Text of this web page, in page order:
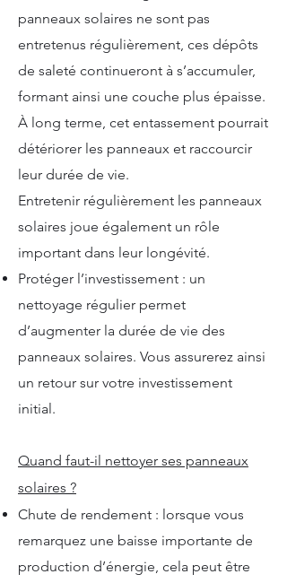
panneaux solaires ne sont pas
entretenus régulièrement, ces dépôts
de saleté continueront à s’accumuler,
formant ainsi une couche plus épaisse.
À long terme, cet entassement pourrait
détériorer les panneaux et raccourcir
leur durée de vie.
Entretenir régulièrement les panneaux
solaires joue également un rôle
important dans leur longévité.
Protéger l’investissement : un
nettoyage régulier permet
d’augmenter la durée de vie des
panneaux solaires. Vous assurerez ainsi
un retour sur votre investissement
initial.
Quand faut-il nettoyer ses panneaux
solaires ?
Chute de rendement : lorsque vous
remarquez une baisse importante de
production d’énergie, cela peut être